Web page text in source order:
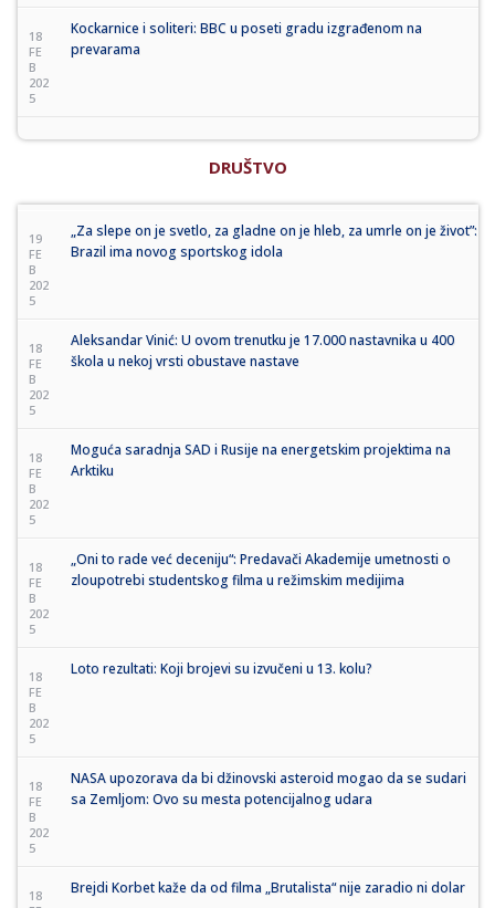
18
FE
B
202
5
Kockarnice i soliteri: BBC u poseti gradu izgrađenom na
prevarama
DRUŠTVO
19
FE
B
202
5
„Za slepe on je svetlo, za gladne on je hleb, za umrle on je život”:
Brazil ima novog sportskog idola
18
FE
B
202
5
Aleksandar Vinić: U ovom trenutku je 17.000 nastavnika u 400
škola u nekoj vrsti obustave nastave
18
FE
B
202
5
Moguća saradnja SAD i Rusije na energetskim projektima na
Arktiku
18
FE
B
202
5
„Oni to rade već deceniju“: Predavači Akademije umetnosti o
zloupotrebi studentskog filma u režimskim medijima
18
FE
B
202
5
Loto rezultati: Koji brojevi su izvučeni u 13. kolu?
18
FE
B
202
5
NASA upozorava da bi džinovski asteroid mogao da se sudari
sa Zemljom: Ovo su mesta potencijalnog udara
18
Brejdi Korbet kaže da od filma „Brutalista“ nije zaradio ni dolar